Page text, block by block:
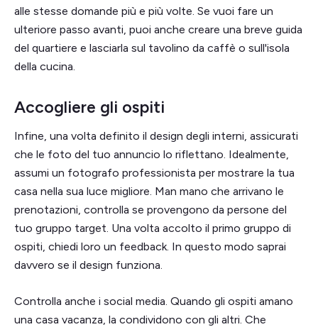
alle stesse domande più e più volte. Se vuoi fare un
ulteriore passo avanti, puoi anche creare una breve guida
del quartiere e lasciarla sul tavolino da caffè o sull'isola
della cucina.
Accogliere gli ospiti
Infine, una volta definito il design degli interni, assicurati
che le foto del tuo annuncio lo riflettano. Idealmente,
assumi un fotografo professionista per mostrare la tua
casa nella sua luce migliore. Man mano che arrivano le
prenotazioni, controlla se provengono da persone del
tuo gruppo target. Una volta accolto il primo gruppo di
ospiti, chiedi loro un feedback. In questo modo saprai
davvero se il design funziona.
Controlla anche i social media. Quando gli ospiti amano
una casa vacanza, la condividono con gli altri. Che